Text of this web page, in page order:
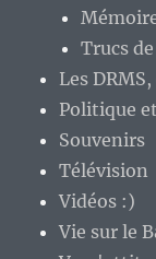
Trucs
Les
Politique
Souvenirs
Télévision
Vidéos :)
Vie sur le